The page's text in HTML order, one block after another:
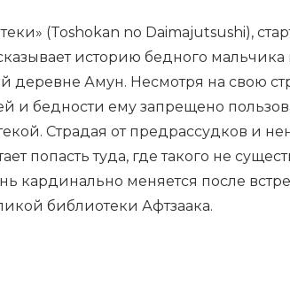
(Toshokan no Daimajutsushi),
историю бедного
деревне Амун. Несмотря на свою
и бедности ему запрещено
Страдая от предрассудков и
попасть туда, где такого не
кардинально меняется после
библиотеки Афтзаака.